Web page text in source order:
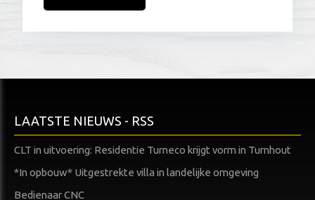
LAATSTE NIEUWS - RSS
CLT in uitvoering: Residentie Turneco krijgt vorm in Turnhout
*In opbouw* Uitgestrekte villa in landelijke omgeving
Bedienaar CNC